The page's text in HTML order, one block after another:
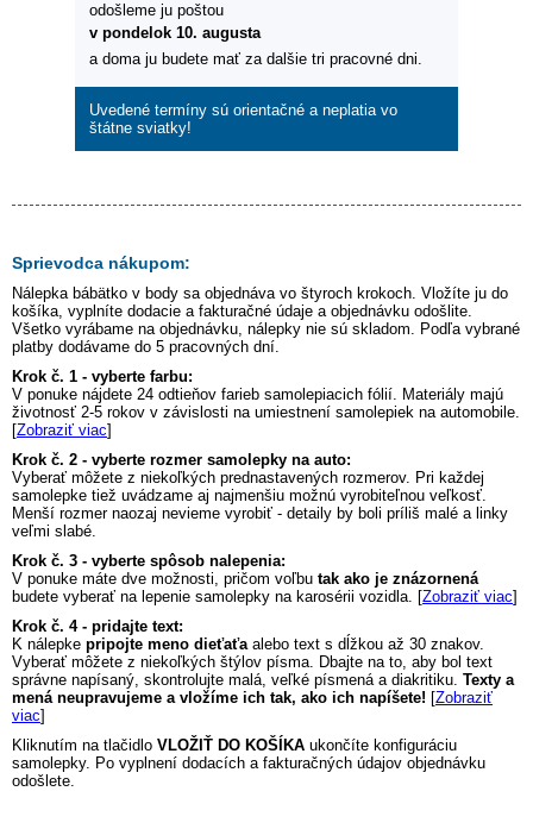
odošleme ju poštou
v pondelok 10. augusta
a doma ju budete mať za dalšie tri pracovné dni.
Uvedené termíny sú orientačné a neplatia vo
štátne sviatky!
Sprievodca nákupom:
Nálepka bábätko v body sa objednáva vo štyroch krokoch. Vložíte ju do
košíka, vyplníte dodacie a fakturačné údaje a objednávku odošlite.
Všetko vyrábame na objednávku, nálepky nie sú skladom. Podľa vybrané
platby dodávame do 5 pracovných dní.
Krok č. 1 - vyberte farbu:
V ponuke nájdete 24 odtieňov farieb samolepiacich fólií. Materiály majú
životnosť 2-5 rokov v závislosti na umiestnení samolepiek na automobile.
[Zobraziť viac]
Krok č. 2 - vyberte rozmer samolepky na auto:
Vyberať môžete z niekoľkých prednastavených rozmerov. Pri každej
samolepke tiež uvádzame aj najmenšiu možnú vyrobiteľnou veľkosť.
Menší rozmer naozaj nevieme vyrobiť - detaily by boli príliš malé a linky
veľmi slabé.
Krok č. 3 - vyberte spôsob nalepenia:
V ponuke máte dve možnosti, pričom voľbu tak ako je znázornená
budete vyberať na lepenie samolepky na karosérii vozidla. [Zobraziť viac]
Krok č. 4 - pridajte text:
K nálepke pripojte meno dieťaťaalebo text s dĺžkou až 30 znakov.
Vyberať môžete z niekoľkých štýlov písma. Dbajte na to, aby bol text
správne napísaný, skontrolujte malá, veľké písmená a diakritiku. Texty a
mená neupravujeme a vložíme ich tak, ako ich napíšete! [Zobraziť
viac]
Kliknutím na tlačidlo VLOŽIŤ DO KOŠÍKA ukončíte konfiguráciu
samolepky. Po vyplnení dodacích a fakturačných údajov objednávku
odošlete.